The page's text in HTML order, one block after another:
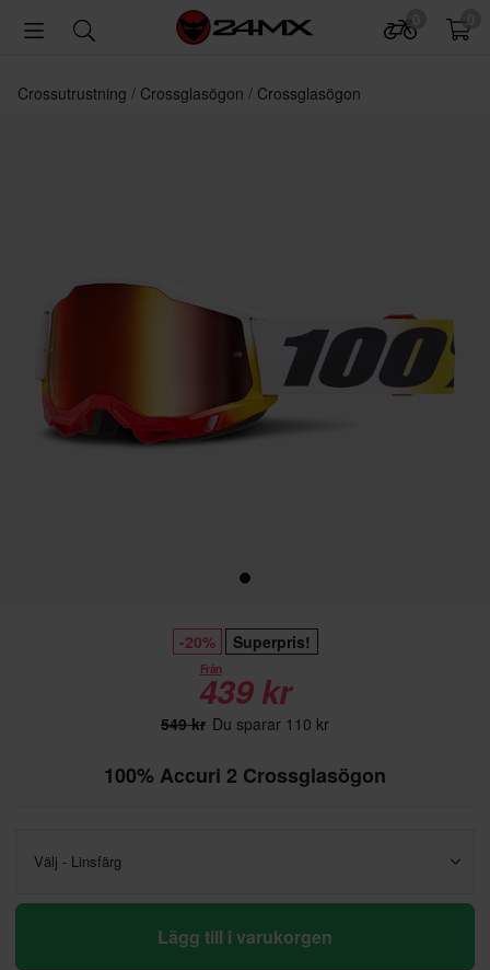
Crossutrustning Crossglasögon Crossglasögon
-20% Superpris!
Från
439 kr
549 kr Du sparar 110 kr
100% Accuri 2 Crossglasögon
Välj - Linsfärg
Lägg till i varukorgen